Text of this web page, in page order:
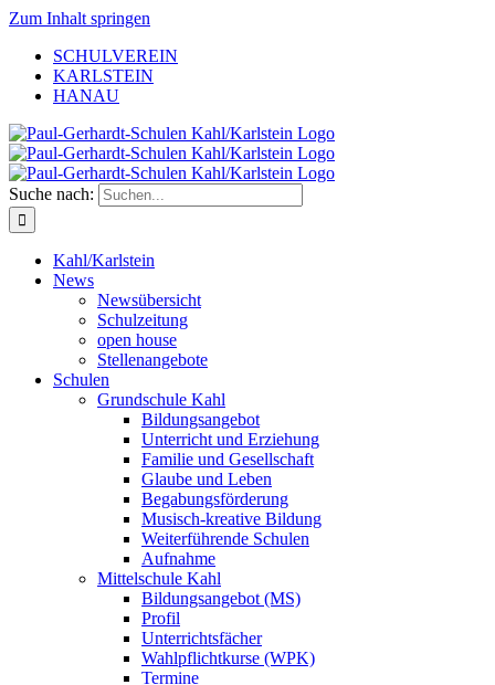
Zum Inhalt springen
SCHULVEREIN
KARLSTEIN
HANAU
Suche nach:
Kahl/Karlstein
News
Newsübersicht
Schulzeitung
open house
Stellenangebote
Schulen
Grundschule Kahl
Bildungsangebot
Unterricht und Erziehung
Familie und Gesellschaft
Glaube und Leben
Begabungsförderung
Musisch-kreative Bildung
Weiterführende Schulen
Aufnahme
Mittelschule Kahl
Bildungsangebot (MS)
Profil
Unterrichtsfächer
Wahlpflichtkurse (WPK)
Termine